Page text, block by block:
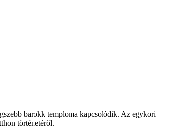
barokk temploma kapcsolódik. Az egykori
történetéről.